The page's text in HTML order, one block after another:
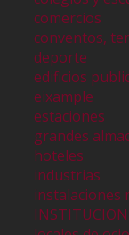
comercios
conventos,
deporte
edificios
eixample
estaciones
grandes
hoteles
industrias
instalaciones